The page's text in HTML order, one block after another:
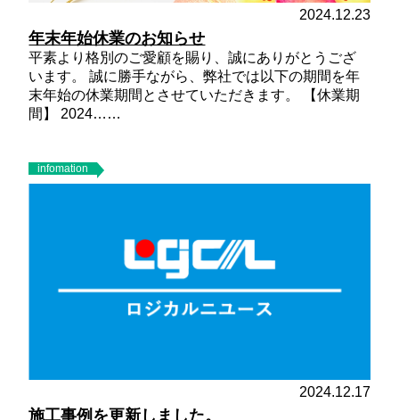
2024.12.23
年末年始休業のお知らせ
平素より格別のご愛顧を賜り、誠にありがとうござ
います。 誠に勝手ながら、弊社では以下の期間を年
末年始の休業期間とさせていただきます。
【休業期
間】
2024……
infomation
2024.12.17
施工事例を更新しました。